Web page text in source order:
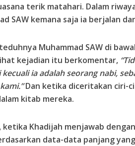
terik matahari. Dalam
SAW kemana saja ia berjalan
Muhammad SAW di
kejadian itu berkomentar,
ia adalah seorang nabi,
Dan ketika diceritakan ciri-
kitab mereka.
ketika Khadijah menjawab
data-data panjang